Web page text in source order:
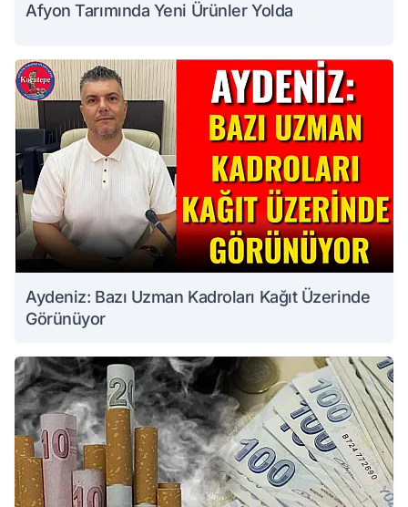
Afyon Tarımında Yeni Ürünler Yolda
Aydeniz: Bazı Uzman Kadroları Kağıt Üzerinde
Görünüyor